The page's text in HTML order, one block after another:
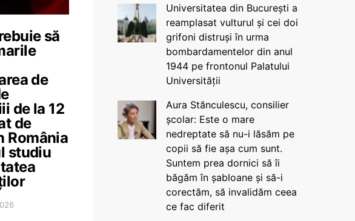
să
de
de la 12
de
România
studiu
Universitatea din București a
reamplasat vulturul și cei doi
grifoni distruși în urma
bombardamentelor din anul
1944 pe frontonul Palatului
Universității
Aura Stănculescu, consilier
școlar: Este o mare
nedreptate să nu-i lăsăm pe
copii să fie așa cum sunt.
Suntem prea dornici să îi
băgăm în șabloane și să-i
corectăm, să invalidăm ceea
ce fac diferit